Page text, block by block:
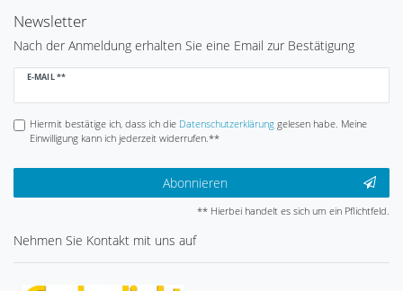
Newsletter
Nach der Anmeldung erhalten Sie eine Email zur Bestätigung
E-MAIL **
Newsletter
Hiermit bestätige ich, dass ich die Daten­schutz­erklärunggelesen habe. Meine
Einwilligung kann ich jederzeit widerrufen.**
Abonnieren
** Hierbei handelt es sich um ein Pflichtfeld.
Nehmen Sie Kontakt mit uns auf